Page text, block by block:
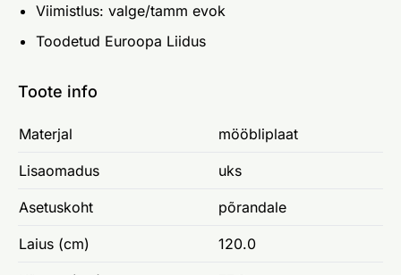
Viimistlus: valge/tamm evok
Toodetud Euroopa Liidus
Toote info
Materjal mööbliplaat
Lisaomadus uks
Asetuskoht põrandale
Laius (cm) 120.0